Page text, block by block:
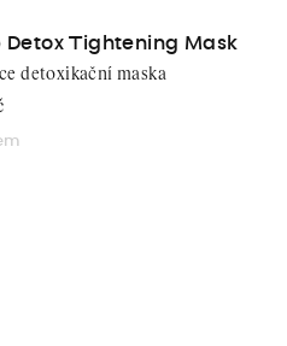
Detox Tightening Mask
detoxikační maska